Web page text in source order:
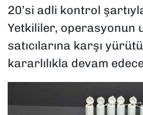
20’si adli kontrol
Yetkililer, operasyonun
satıcılarına karşı
kararlılıkla devam